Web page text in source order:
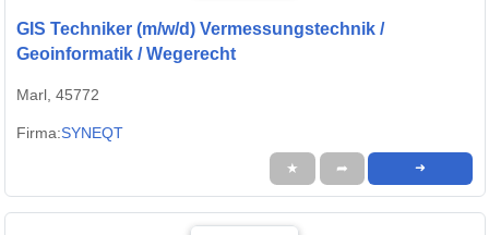
GIS Techniker (m/w/d) Vermessungstechnik /
Geoinformatik / Wegerecht
Marl, 45772
Firma:SYNEQT
★ ➦ ➜